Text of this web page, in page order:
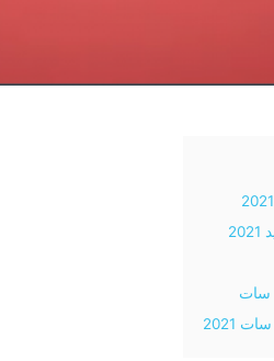
سات
2021